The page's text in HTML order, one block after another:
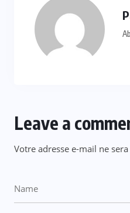
Leave a
Votre adresse e-mail ne